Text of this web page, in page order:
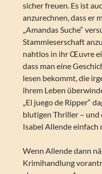
sicher freuen. Es ist
anzurechnen, dass er
„Amandas Suche“
Stammleserschaft
nahtlos in ihr Œuvre
dass man eine
lesen bekommt, die
ihrem Leben
„El juego de Ripper“
blutigen Thriller – und
Isabel Allende einfach
Wenn Allende dann
Krimihandlung